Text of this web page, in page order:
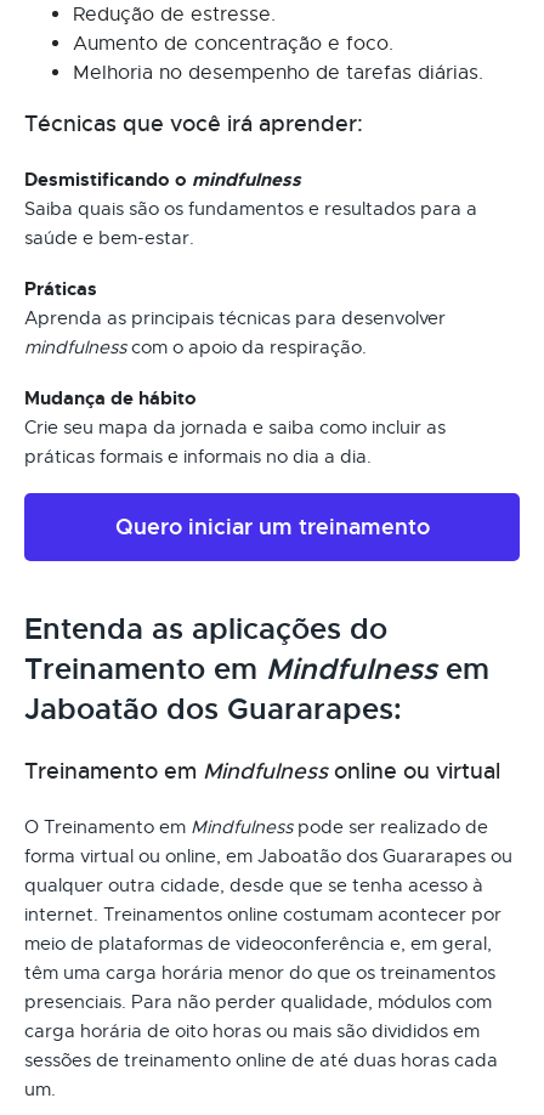
Redução de estresse.
Aumento de concentração e foco.
Melhoria no desempenho de tarefas diárias.
Técnicas que você irá aprender:
Desmistificando o mindfulness
Saiba quais são os fundamentos e resultados para a
saúde e bem-estar.
Práticas
Aprenda as principais técnicas para desenvolver
mindfulnesscom o apoio da respiração.
Mudança de hábito
Crie seu mapa da jornada e saiba como incluir as
práticas formais e informais no dia a dia.
Quero iniciar um treinamento
Entenda as aplicações do
Treinamento em Mindfulnessem
Jaboatão dos Guararapes:
Treinamento em Mindfulnessonline ou virtual
O Treinamento em Mindfulnesspode ser realizado de
forma virtual ou online, em Jaboatão dos Guararapes ou
qualquer outra cidade, desde que se tenha acesso à
internet. Treinamentos online costumam acontecer por
meio de plataformas de videoconferência e, em geral,
têm uma carga horária menor do que os treinamentos
presenciais. Para não perder qualidade, módulos com
carga horária de oito horas ou mais são divididos em
sessões de treinamento online de até duas horas cada
um.